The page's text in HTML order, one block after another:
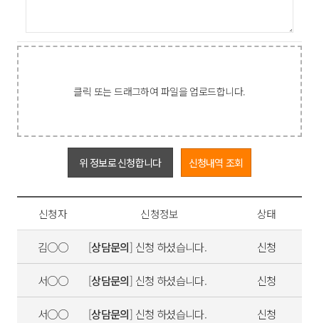
클릭 또는 드래그하여 파일을 업로드합니다.
위 정보로 신청합니다 신청내역 조회
신청자 신청정보 상태
김○○ [상담문의] 신청 하셨습니다. 신청
서○○ [상담문의] 신청 하셨습니다. 신청
서○○ [상담문의] 신청 하셨습니다. 신청